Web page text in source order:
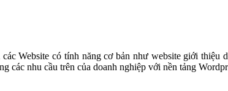
Website có tính năng cơ bản như website giới thiệu
các nhu cầu trên của doanh nghiệp với nền tảng